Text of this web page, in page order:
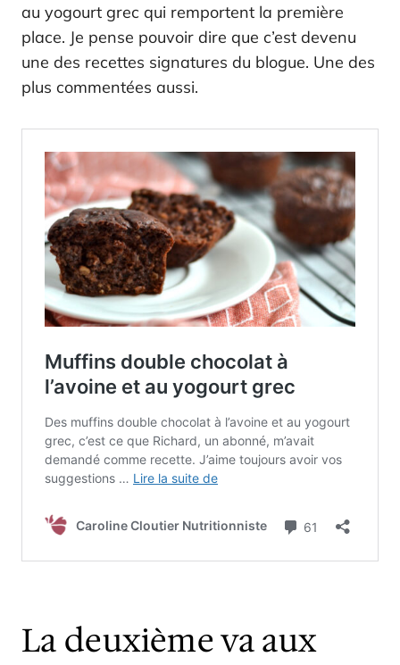
au yogourt grec qui remportent la première
place. Je pense pouvoir dire que c’est devenu
une des recettes signatures du blogue. Une des
plus commentées aussi.
La deuxième va aux